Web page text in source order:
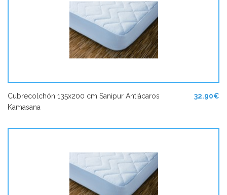
32.90€
Cubrecolchón 135x200 cm Sanipur Antiácaros
Kamasana